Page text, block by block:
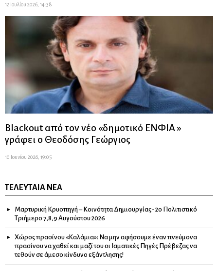
12 Ιουλίου 2026, 14:38
Blackout από τον νέο «δημοτικό ΕΝΦΙΑ »
γράφει ο Θεοδόσης Γεώργιος
10 Ιουνίου 2026, 19:05
ΤΕΛΕΥΤΑΊΑ ΝΈΑ
Μαρτυρική Κρυοπηγή – Κοινότητα Δημιουργίας- 2ο Πολιτιστικό
Τριήμερο 7,8,9 Αυγούστου 2026
Χώρος πρασίνου «Καλάμια»: Να μην αφήσουμε έναν πνεύμονα
πρασίνου να χαθεί και μαζί του οι Ιαματικές Πηγές Πρέβεζας να
τεθούν σε άμεσο κίνδυνο εξάντλησης!